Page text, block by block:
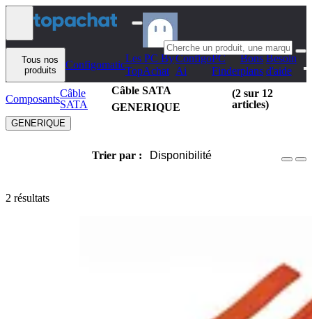
Aller au contenu
Tous nos
produits
Configomatic
Les PC By
TopAchat
Configo
Ai
PC
Finder
Bons
plans
Besoin
d'aide
ComposantsCâble
SATA
Câble SATA
GENERIQUE
(2 sur 12
articles)
GENERIQUE
Trier par : Disponibilité
2 résultats